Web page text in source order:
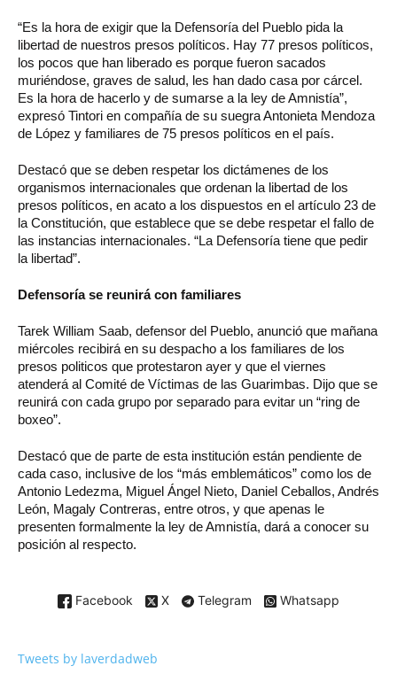
“Es la hora de exigir que la Defensoría del Pueblo pida la
libertad de nuestros presos políticos. Hay 77 presos políticos,
los pocos que han liberado es porque fueron sacados
muriéndose, graves de salud, les han dado casa por cárcel.
Es la hora de hacerlo y de sumarse a la ley de Amnistía”,
expresó Tintori en compañía de su suegra Antonieta Mendoza
de López y familiares de 75 presos políticos en el país.
Destacó que se deben respetar los dictámenes de los
organismos internacionales que ordenan la libertad de los
presos políticos, en acato a los dispuestos en el artículo 23 de
la Constitución, que establece que se debe respetar el fallo de
las instancias internacionales. “La Defensoría tiene que pedir
la libertad”.
Defensoría se reunirá con familiares
Tarek William Saab, defensor del Pueblo, anunció que mañana
miércoles recibirá en su despacho a los familiares de los
presos politicos que protestaron ayer y que el viernes
atenderá al Comité de Víctimas de las Guarimbas. Dijo que se
reunirá con cada grupo por separado para evitar un “ring de
boxeo”.
Destacó que de parte de esta institución están pendiente de
cada caso, inclusive de los “más emblemáticos” como los de
Antonio Ledezma, Miguel Ángel Nieto, Daniel Ceballos, Andrés
León, Magaly Contreras, entre otros, y que apenas le
presenten formalmente la ley de Amnistía, dará a conocer su
posición al respecto.
Facebook X Telegram Whatsapp
Tweets by laverdadweb